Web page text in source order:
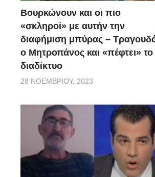
Βουρκώνουν και οι πιο
«σκληροί» με αυτήν την
διαφήμιση μπύρας –
ο Μητροπάνος και «πέφτει» το
διαδίκτυο
28 ΝΟΕΜΒΡΊΟΥ, 2023